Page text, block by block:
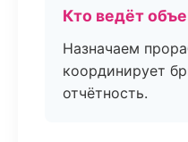
Кто ведёт
Назначаем
координирует
отчётность.